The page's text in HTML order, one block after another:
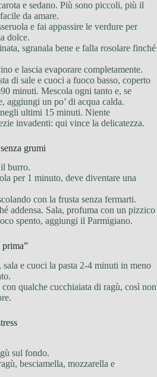
e sedano. Più sono piccoli, più il
da amare.
e fai appassire le verdure per
dolce.
sgranala bene e falla rosolare finché
e lascia evaporare completamente.
di sale e cuoci a fuoco basso, coperto
minuti. Mescola ogni tanto e, se
aggiungi un po’ di acqua calda.
ultimi 15 minuti. Niente
invadenti: qui vince la delicatezza.
grumi
burro.
per 1 minuto, deve diventare una
con la frusta senza fermarti.
addensa. Sala, profuma con un pizzico
spento, aggiungi il Parmigiano.
prima”
sala e cuoci la pasta 2-4 minuti in meno
qualche cucchiaiata di ragù, così non
sul fondo.
besciamella, mozzarella e